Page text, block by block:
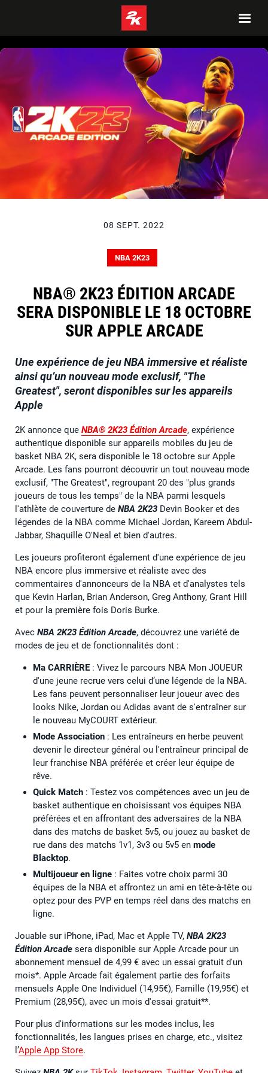
08 SEPT. 2022
NBA 2K23
NBA® 2K23 ÉDITION ARCADE
SERA DISPONIBLE LE 18 OCTOBRE
SUR APPLE ARCADE
Une expérience de jeu NBA immersive et réaliste
ainsi qu’un nouveau mode exclusif, "The
Greatest", seront disponibles sur les appareils
Apple
2K annonce que NBA® 2K23 Édition Arcade, expérience
authentique disponible sur appareils mobiles du jeu de
basket NBA 2K, sera disponible le 18 octobre sur Apple
Arcade. Les fans pourront découvrir un tout nouveau mode
exclusif, "The Greatest", regroupant 20 des "plus grands
joueurs de tous les temps" de la NBA parmi lesquels
l'athlète de couverture de NBA 2K23 Devin Booker et des
légendes de la NBA comme Michael Jordan, Kareem Abdul-
Jabbar, Shaquille O'Neal et bien d'autres.
Les joueurs profiteront également d'une expérience de jeu
NBA encore plus immersive et réaliste avec des
commentaires d'annonceurs de la NBA et d'analystes tels
que Kevin Harlan, Brian Anderson, Greg Anthony, Grant Hill
et pour la première fois Doris Burke.
Avec NBA 2K23 Édition Arcade, découvrez une variété de
modes de jeu et de fonctionnalités dont :
Ma CARRIÈRE : Vivez le parcours NBA Mon JOUEUR
d'une jeune recrue vers celui d’une légende de la NBA.
Les fans peuvent personnaliser leur joueur avec des
looks Nike, Jordan ou Adidas avant de s'entraîner sur
le nouveau MyCOURT extérieur.
Mode Association : Les entraîneurs en herbe peuvent
devenir le directeur général ou l'entraîneur principal de
leur franchise NBA préférée et créer leur équipe de
rêve.
Quick Match : Testez vos compétences avec un jeu de
basket authentique en choisissant vos équipes NBA
préférées et en affrontant des adversaires de la NBA
dans des matchs de basket 5v5, ou jouez au basket de
rue dans des matchs 1v1, 3v3 ou 5v5 en mode
Blacktop.
Multijoueur en ligne : Faites votre choix parmi 30
équipes de la NBA et affrontez un ami en tête-à-tête ou
optez pour des PVP en temps réel dans des matchs en
ligne.
Jouable sur iPhone, iPad, Mac et Apple TV, NBA 2K23
Édition Arcade sera disponible sur Apple Arcade pour un
abonnement mensuel de 4,99 € avec un essai gratuit d'un
mois*. Apple Arcade fait également partie des forfaits
mensuels Apple One Individuel (14,95€), Famille (19,95€) et
Premium (28,95€), avec un mois d'essai gratuit**.
Pour plus d'informations sur les modes inclus, les
fonctionnalités, les langues prises en charge, etc., visitez
l’Apple App Store.